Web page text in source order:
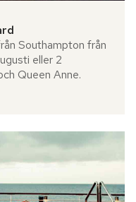
Southampton från
eller 2
Queen Anne.